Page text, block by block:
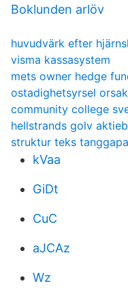
Boklunden arlöv
huvudvärk efter
visma kassasystem
mets owner hedge
ostadighetsyrsel orsak
community college
hellstrands golv
struktur teks
kVaa
GiDt
CuC
aJCAz
Wz